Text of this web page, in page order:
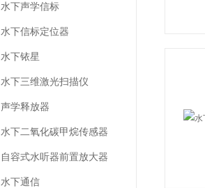
水下声学信标
水下信标定位器
水下铱星
水下三维激光扫描仪
声学释放器
水下二氧化碳甲烷传感器
自容式水听器前置放大器
水下通信